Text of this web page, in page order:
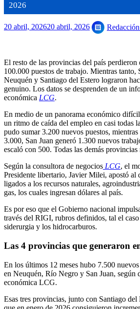
2026
20 abril, 202620 abril, 2026
El resto de las provincias del país perdieron
100.000 puestos de trabajo. Mientras tanto,
Neuquén y Santiago del Estero lograron
genuino. Los datos se desprenden de un
económica LCG.
En medio de un panorama económico
un ritmo de caída del empleo en casi todas
pudo sumar 3.200 nuevos puestos,
3.000, San Juan generó 1.300 nuevos
escaló con 500. Todas las demás provincias
Según la consultora de negocios LCG, el
Presidente libertario, Javier Milei, apostó al
ligados a los recursos naturales,
gas, los cuales ingresan dólares al país.
Es por eso que el Gobierno nacional
través del RIGI, rubros definidos, tal el
siderurgia y los hidrocarburos.
Las 4 provincias que generaron
En los últimos 12 meses hubo 7.500
en Neuquén, Río Negro y San Juan, según
económica LCG.
Esas tres provincias, junto con Santiago del